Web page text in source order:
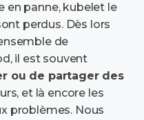
en panne, kubelet le
perdus. Dès lors
de
il est souvent
ou de partager des
et là encore les
problèmes. Nous